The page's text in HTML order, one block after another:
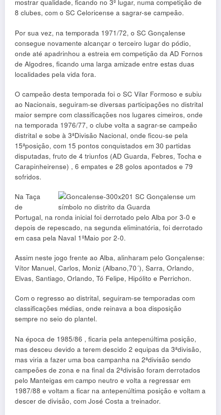
mostrar qualidade, ficando no 3º lugar, numa competição de
8 clubes, com o SC Celoricense a sagrar-se campeão.
Por sua vez, na temporada 1971/72, o SC Gonçalense
consegue novamente alcançar o terceiro lugar do pódio,
onde até apadrinhou a estreia em competição da AD Fornos
de Algodres, ficando uma larga amizade entre estas duas
localidades pela vida fora.
O campeão desta temporada foi o SC Vilar Formoso e subiu
ao Nacionais, seguiram-se diversas participações no distrital
maior sempre com classificações nos lugares cimeiros, onde
na temporada 1976/77, o clube volta a sagrar-se campeão
distrital e sobe à 3ªDivisão Nacional, onde ficou-se pela
15ªposição, com 15 pontos conquistados em 30 partidas
disputadas, fruto de 4 triunfos (AD Guarda, Febres, Tocha e
Carapinheirense) , 6 empates e 28 golos apontados e 79
sofridos.
Na Taça
de
Portugal, na ronda inicial foi derrotado pelo Alba por 3-0 e
depois de repescado, na segunda eliminatória, foi derrotado
em casa pela Naval 1ºMaio por 2-0.
Assim neste jogo frente ao Alba, alinharam pelo Gonçalense:
Vítor Manuel, Carlos, Moniz (Albano,70´), Sarra, Orlando,
Elvas, Santiago, Orlando, Tó Felipe, Hipólito e Perrichon.
Com o regresso ao distrital, seguiram-se temporadas com
classificações médias, onde reinava a boa disposição
sempre no seio do plantel.
Na época de 1985/86 , ficaria pela antepenúltima posição,
mas desceu devido a terem descido 2 equipas da 3ªdivisão,
mas viria a fazer uma boa campanha na 2ªdivisão sendo
campeões de zona e na final da 2ªdivisão foram derrotados
pelo Manteigas em campo neutro e volta a regressar em
1987/88 e voltam a ficar na antepenúltima posição e voltam a
descer de divisão, com José Costa a treinador.